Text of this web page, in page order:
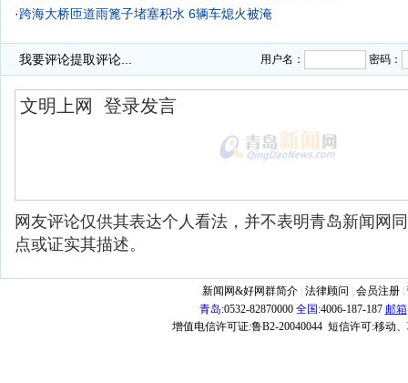
·跨海大桥匝道雨篦子堵塞积水 6辆车熄火被淹
我要评论提取评论... 用户名： 密码：
网友评论仅供其表达个人看法，并不表明青岛新闻网
点或证实其描述。